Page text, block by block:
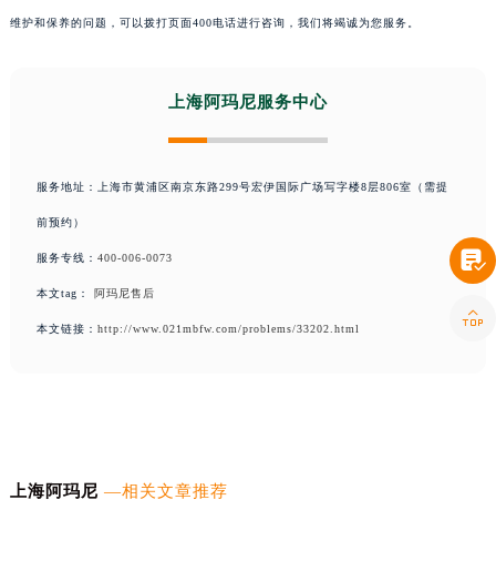
维护和保养的问题，可以拨打页面400电话进行咨询，我们将竭诚为您服务。
上海阿玛尼服务中心
服务地址：上海市黄浦区南京东路299号宏伊国际广场写字楼8层806室（需提
前预约）
服务专线： 400-006-0073
本文tag： 阿玛尼售后
本文链接： http://www.021mbfw.com/problems/33202.html
上海阿玛尼 —相关文章推荐

